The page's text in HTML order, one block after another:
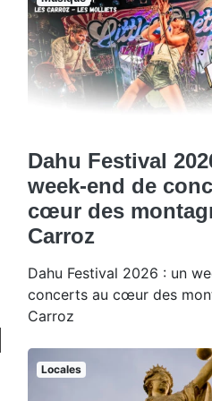
Dahu Festival
week-end de
cœur des
Carroz
Dahu Festival 2026 : un
concerts au cœur des
Carroz
Locales